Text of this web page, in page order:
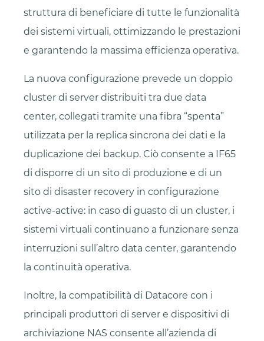
struttura di beneficiare di tutte le funzionalità
dei sistemi virtuali, ottimizzando le prestazioni
e garantendo la massima efficienza operativa.
La nuova configurazione prevede un doppio
cluster di server distribuiti tra due data
center, collegati tramite una fibra “spenta”
utilizzata per la replica sincrona dei dati e la
duplicazione dei backup. Ciò consente a IF65
di disporre di un sito di produzione e di un
sito di disaster recovery in configurazione
active-active: in caso di guasto di un cluster, i
sistemi virtuali continuano a funzionare senza
interruzioni sull’altro data center, garantendo
la continuità operativa.
Inoltre, la compatibilità di Datacore con i
principali produttori di server e dispositivi di
archiviazione NAS consente all’azienda di